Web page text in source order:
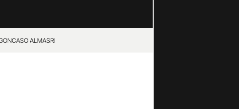
CASO ALMASRI